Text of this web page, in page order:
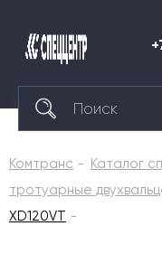
Комтранс Каталог
тротуарные
XD120VT